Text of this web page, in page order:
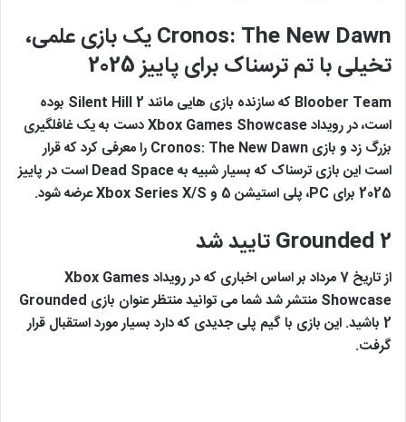
Cronos: The New Dawnیک بازی علمی،
تخیلی با تم ترسناک برای پاییز 2025
Bloober Team که سازنده بازی هایی مانند Silent Hill 2 بوده
است، در رویداد Xbox Games Showcase دست به یک غافلگیری
بزرگ زد و بازی Cronos: The New Dawn را معرفی کرد که قرار
است این بازی ترسناک که بسیار شبیه به Dead Space است در پاییز
2025 برای PC، پلی استیشن 5 و Xbox Series X/S عرضه شود.
Grounded 2تایید شد
از تاریخ 7 مرداد بر اساس اخباری که در رویداد Xbox Games
Showcase منتشر شد شما می توانید منتظر عنوان بازی Grounded
2 باشید. این بازی با گیم پلی جدیدی که دارد بسیار مورد استقبال قرار
گرفت.